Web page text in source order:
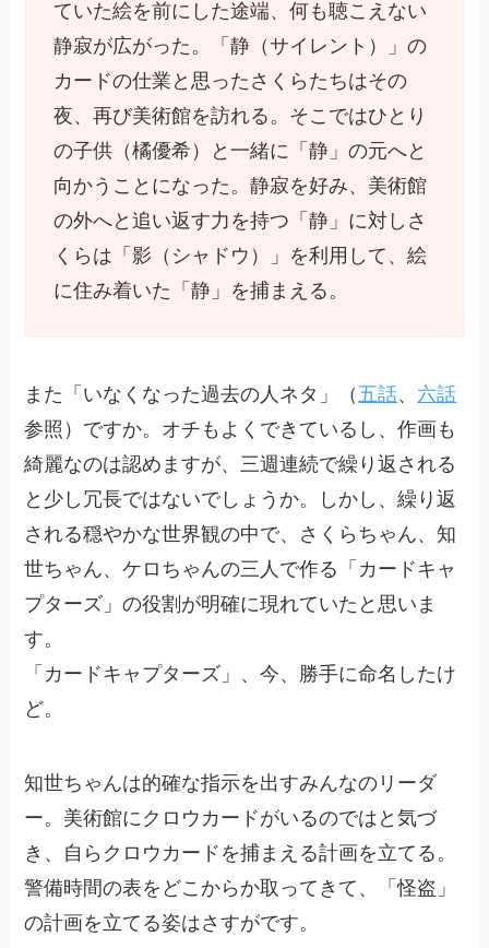
ていた絵を前にした途端、何も聴こえない
静寂が広がった。「静（サイレント）」の
カードの仕業と思ったさくらたちはその
夜、再び美術館を訪れる。そこではひとり
の子供（橘優希）と一緒に「静」の元へと
向かうことになった。静寂を好み、美術館
の外へと追い返す力を持つ「静」に対しさ
くらは「影（シャドウ）」を利用して、絵
に住み着いた「静」を捕まえる。
また「いなくなった過去の人ネタ」（五話、 六話
参照）ですか。オチもよくできているし、作画も
綺麗なのは認めますが、三週連続で繰り返される
と少し冗長ではないでしょうか。しかし、繰り返
される穏やかな世界観の中で、さくらちゃん、知
世ちゃん、ケロちゃんの三人で作る「カードキャ
プターズ」の役割が明確に現れていたと思いま
す。
「カードキャプターズ」、今、勝手に命名したけ
ど。
知世ちゃんは的確な指示を出すみんなのリーダ
ー。美術館にクロウカードがいるのではと気づ
き、自らクロウカードを捕まえる計画を立てる。
警備時間の表をどこからか取ってきて、「怪盗」
の計画を立てる姿はさすがです。